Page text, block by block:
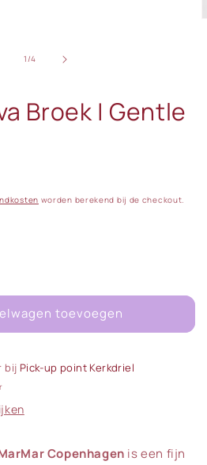
1/van
4
Broek | Gentle
worden berekend bij de checkout.
toevoegen
bij Pick-up point Kerkdriel
Copenhagen is een fijn